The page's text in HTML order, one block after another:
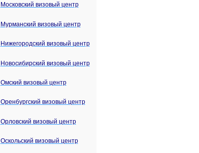
Московский визовый центр
Мурманский визовый центр
Нижегородский визовый центр
Новосибирский визовый центр
Омский визовый центр
Оренбургский визовый центр
Орловский визовый центр
Оскольский визовый центр